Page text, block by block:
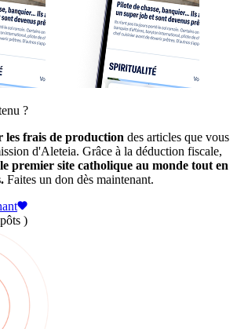
?
les frais de production des articles que vous
d'Aleteia. Grâce à la déduction fiscale,
le premier site catholique au monde tout en
Faites un don dès maintenant.
)